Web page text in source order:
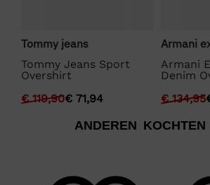
Tommy jeans
Tommy Jeans Sport
Overshirt
€119,90€ 71,94
Armani
Armani
Denim
€134,95
ANDEREN